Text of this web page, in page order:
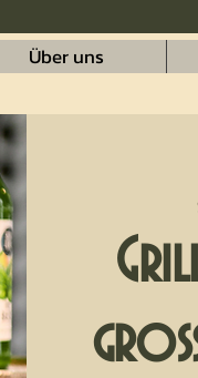
Über uns